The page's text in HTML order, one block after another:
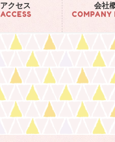
アクセス
ACCESS
会社
COMPANY